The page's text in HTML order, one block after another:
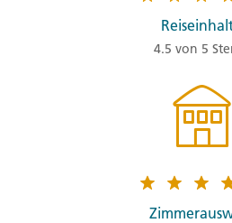
4.5 von 5